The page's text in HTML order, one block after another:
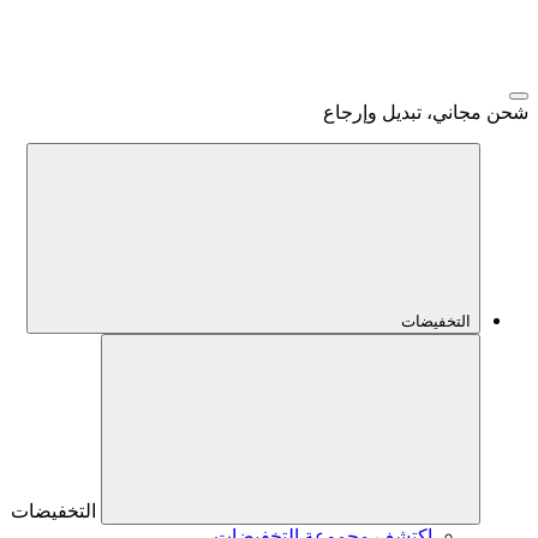
شحن مجاني، تبديل وإرجاع
التخفيضات
التخفيضات